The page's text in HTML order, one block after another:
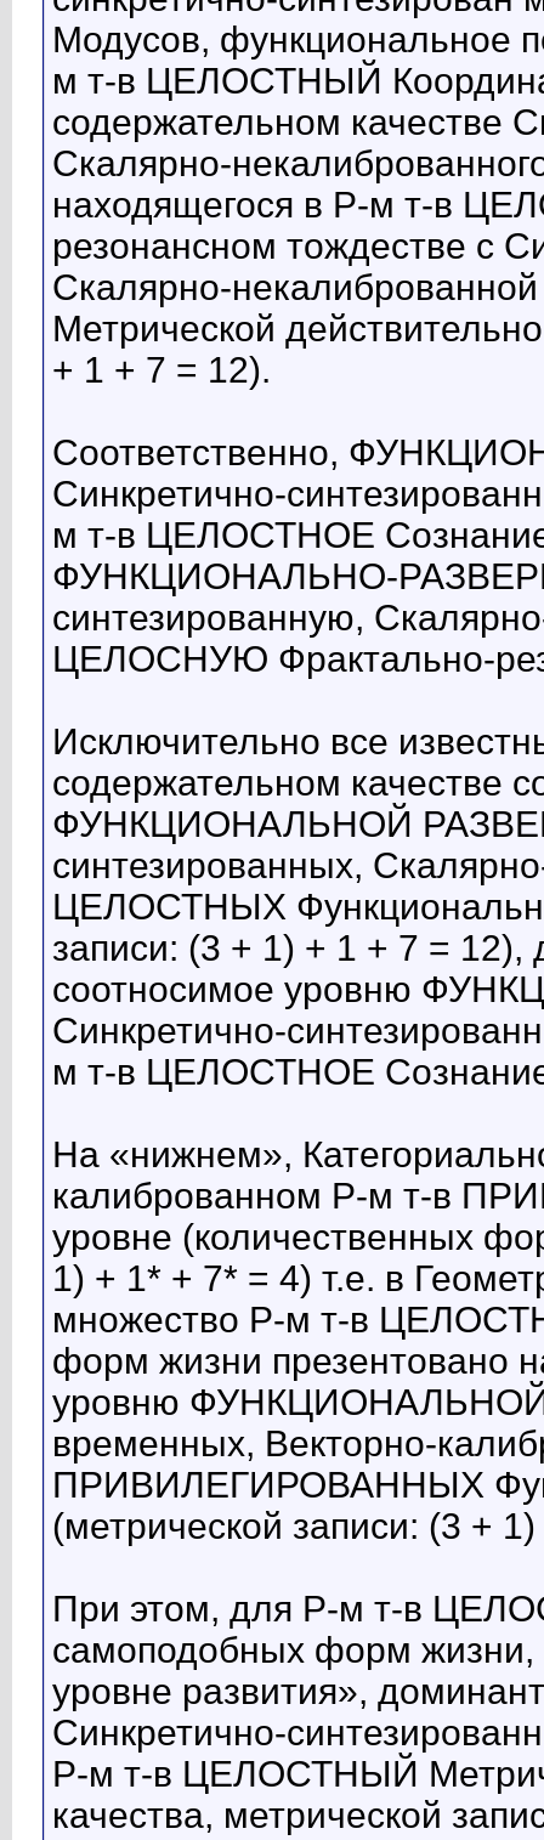
Модусов, функциональное
м т-в ЦЕЛОСТНЫЙ
содержательном качестве
Скалярно-
находящегося в Р-м т-в
резонансном тождестве с
Скалярно-
Метрической
+ 1 + 7 = 12).
Соответственно,
Синкретично-
м т-в ЦЕЛОСТНОЕ Сознание
ФУНКЦИОНАЛЬНО-
синтезированную,
ЦЕЛОСНУЮ Фрактально-
Исключительно все
содержательном качестве
ФУНКЦИОНАЛЬНОЙ
синтезированных,
ЦЕЛОСТНЫХ
записи: (3 + 1) + 1 + 7 = 12),
соотносимое уровню
Синкретично-
м т-в ЦЕЛОСТНОЕ
На «нижнем»,
калиброванном Р-м т-в
уровне (количественных
1) + 1* + 7* = 4) т.е. в
множество Р-м т-в
форм жизни презентовано
уровню ФУНКЦИОНАЛЬНОЙ
временных, Векторно-
ПРИВИЛЕГИРОВАННЫХ
(метрической записи: (3 +
При этом, для Р-м т-в
самоподобных форм жизни,
уровне развития»,
Синкретично-
Р-м т-в ЦЕЛОСТНЫЙ
качества, метрической